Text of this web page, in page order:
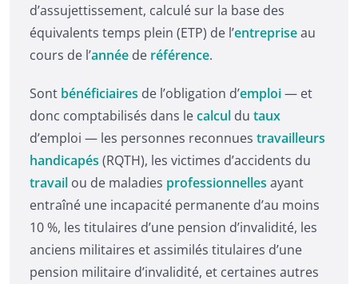
d’assujettissement, calculé sur la base des
équivalents temps plein (ETP) de l’entrepriseau
cours de l’année de référence.
Sont bénéficiaires de l’obligation d’emploi— et
donc comptabilisés dans lecalcul du taux
d’emploi — les personnes reconnues travailleurs
handicapés (RQTH), les victimes d’accidents du
travail ou de maladies professionnelles ayant
entraîné une incapacité permanente d’au moins
10 %, les titulaires d’une pension d’invalidité, les
anciens militaires et assimilés titulaires d’une
pension militaire d’invalidité, et certaines autres